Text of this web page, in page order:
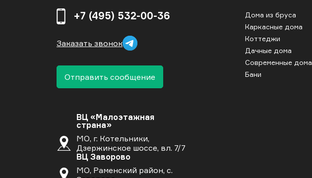
+7 (495) 532-00-36
Заказать звонок
Отправить сообщение
ВЦ «Малоэтажная
страна»
МО, г. Котельники,
Дзержинское шоссе, вл. 7/7
ВЦ Заворово
МО, Раменский район, с.
Дома из бруса
Каркасные дома
Коттеджи
Дачные дома
Современные дома
Бани